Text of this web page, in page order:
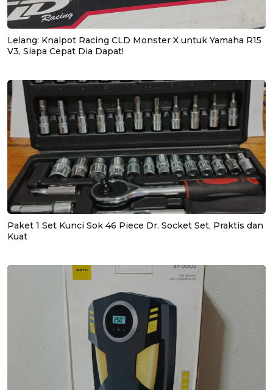
Lelang: Knalpot Racing CLD Monster X untuk Yamaha R15
V3, Siapa Cepat Dia Dapat!
Paket 1 Set Kunci Sok 46 Piece Dr. Socket Set, Praktis dan
Kuat